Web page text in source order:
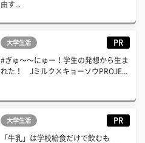
由す...
大学生活 PR
#ぎゅ〜〜にゅー！学生の発想から生ま
れた！ Jミルク×キョーソウPROJE...
大学生活 PR
「牛乳」は学校給食だけで飲むも